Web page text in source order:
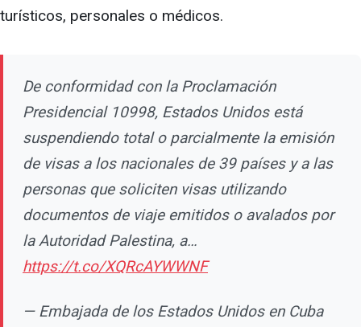
turísticos, personales o médicos.
De conformidad con la Proclamación
Presidencial 10998, Estados Unidos está
suspendiendo total o parcialmente la emisión
de visas a los nacionales de 39 países y a las
personas que soliciten visas utilizando
documentos de viaje emitidos o avalados por
la Autoridad Palestina, a…
https://t.co/XQRcAYWWNF
— Embajada de los Estados Unidos en Cuba